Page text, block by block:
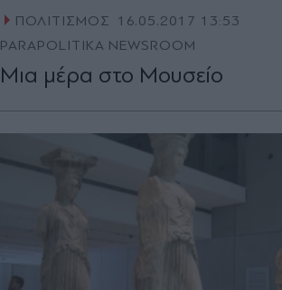
ΠΟΛΙΤΙΣΜΟΣ
16.05.2017 13:53
PARAPOLITIKA NEWSROOM
Μια μέρα στο Μουσείο